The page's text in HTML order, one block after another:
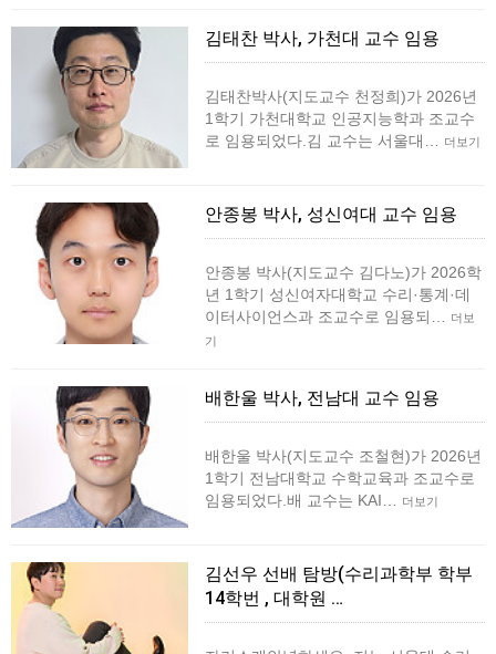
김태찬 박사, 가천대 교수 임용
김태찬박사(지도교수 천정희)가 2026년
1학기 가천대학교 인공지능학과 조교수
로 임용되었다.김 교수는 서울대… 더보기
안종봉 박사, 성신여대 교수 임용
안종봉 박사(지도교수 김다노)가 2026학
년 1학기 성신여자대학교 수리·통계·데
이터사이언스과 조교수로 임용되… 더보
기
배한울 박사, 전남대 교수 임용
배한울 박사(지도교수 조철현)가 2026년
1학기 전남대학교 수학교육과 조교수로
임용되었다.배 교수는 KAI… 더보기
김선우 선배 탐방(수리과학부 학부
14학번 , 대학원 …